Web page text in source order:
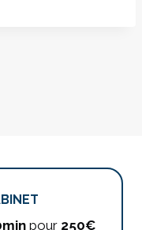
pour 250€